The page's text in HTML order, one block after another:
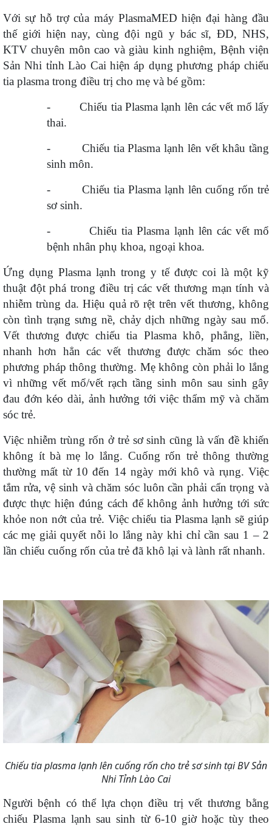
Với sự hỗ trợ của máy PlasmaMED hiện đại hàng đầu
thế giới hiện nay, cùng đội ngũ y bác sĩ, ĐD, NHS,
KTV chuyên môn cao và giàu kinh nghiệm, Bệnh viện
Sản Nhi tỉnh Lào Cai hiện áp dụng phương pháp chiếu
tia plasma trong điều trị cho mẹ và bé gồm:
-Chiếu tia Plasma lạnh lên các vết mổ lấy
thai.
- Chiếu tia Plasma lạnh lên vết khâu tầng
sinh môn.
-Chiếu tia Plasma lạnh lên cuống rốn trẻ
sơ sinh.
-Chiếu tia Plasma lạnh lên các vết mổ
bệnh nhân phụ khoa, ngoại khoa.
Ứng dụng Plasma lạnh trong y tế được coi là một kỹ
thuật đột phá trong điều trị các vết thương mạn tính và
nhiễm trùng da. Hiệu quả rõ rệt trên vết thương, không
còn tình trạng sưng nề, chảy dịch những ngày sau mổ.
Vết thương được chiếu tia Plasma khô, phẳng, liền,
nhanh hơn hẳn các vết thương được chăm sóc theo
phương pháp thông thường. Mẹ không còn phải lo lắng
vì những vết mổ/vết rạch tầng sinh môn sau sinh gây
đau đớn kéo dài, ảnh hưởng tới việc thẩm mỹ và chăm
sóc trẻ.
Việc nhiễm trùng rốn ở trẻ sơ sinh cũng là vấn đề khiến
không ít bà mẹ lo lắng. Cuống rốn trẻ thông thường
thường mất từ 10 đến 14 ngày mới khô và rụng. Việc
tắm rửa, vệ sinh và chăm sóc luôn cần phải cẩn trọng và
được thực hiện đúng cách để không ảnh hưởng tới sức
khỏe non nớt của trẻ. Việc chiếu tia Plasma lạnh sẽ giúp
các mẹ giải quyết nỗi lo lắng này khi chỉ cần sau 1 – 2
lần chiếu cuống rốn của trẻ đã khô lại và lành rất nhanh.
Chiếu tia plasma lạnh lên cuống rốn cho trẻ sơ sinh tại BV Sản
Nhi Tỉnh Lào Cai
Người bệnh có thể lựa chọn điều trị vết thương bằng
chiếu Plasma lạnh sau sinh từ 6-10 giờ hoặc tùy theo